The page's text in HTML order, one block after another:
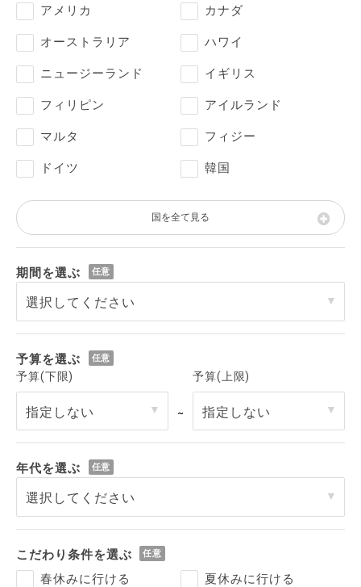
アメリカ
カナダ
オーストラリア ハワイ
ニュージーランド イギリス
フィリピン アイルランド
マルタ フィジー
ドイツ 韓国
国を全て見る
期間を選ぶ
予算を選ぶ
予算(下限)
～
予算(上限)
年代を選ぶ
こだわり条件を選ぶ
春休みに行ける
夏休みに行ける